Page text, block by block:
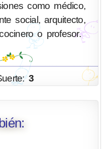
como médico,
social, arquitecto,
o profesor.
3